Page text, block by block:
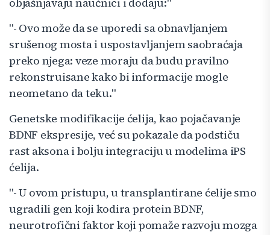
"- Ovo može da se uporedi sa obnavljanjem
srušenog mosta i uspostavljanjem saobraćaja
preko njega: veze moraju da budu pravilno
rekonstruisane kako bi informacije mogle
neometano da teku."
Genetske modifikacije ćelija, kao pojačavanje
BDNF ekspresije, već su pokazale da podstiču
rast aksona i bolju integraciju u modelima iPS
ćelija.
"- U ovom pristupu, u transplantirane ćelije smo
ugradili gen koji kodira protein BDNF,
neurotrofični faktor koji pomaže razvoju mozga